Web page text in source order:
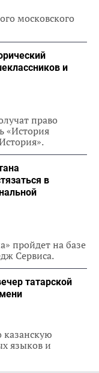
московского
и
право
«История
в
пройдет на базе
Сервиса.
татарской
казанскую
языков и